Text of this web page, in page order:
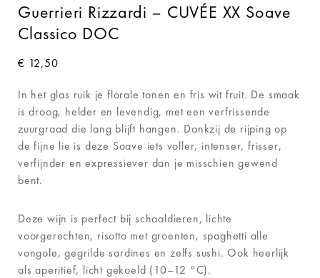
Guerrieri Rizzardi – CUVÉE XX Soave
Classico DOC
€ 12,50
In het glas ruik je florale tonen en fris wit fruit. De smaak
is droog, helder en levendig, met een verfrissende
zuurgraad die lang blijft hangen. Dankzij de rijping op
de fijne lie is deze Soave iets voller, intenser, frisser,
verfijnder en expressiever dan je misschien gewend
bent.
Deze wijn is perfect bij schaaldieren, lichte
voorgerechten, risotto met groenten, spaghetti alle
vongole, gegrilde sardines en zelfs sushi. Ook heerlijk
als aperitief, licht gekoeld (10–12 °C).